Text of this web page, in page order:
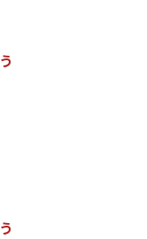
う
う